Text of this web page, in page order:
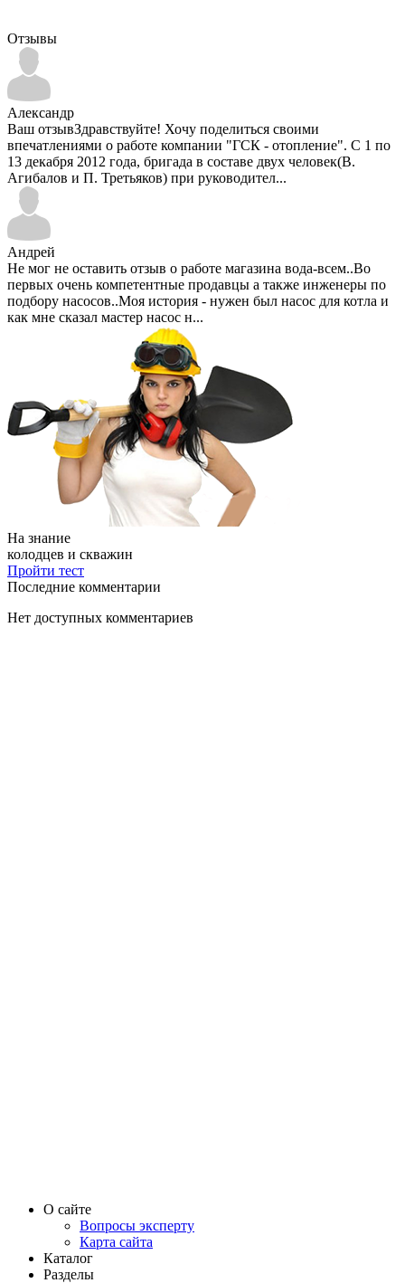
Отзывы
Александр
Ваш отзывЗдравствуйте! Хочу поделиться своими
впечатлениями о работе компании "ГСК - отопление". С 1 по
13 декабря 2012 года, бригада в составе двух человек(В.
Агибалов и П. Третьяков) при руководител...
Андрей
Не мог не оставить отзыв о работе магазина вода-всем..Во
первых очень компетентные продавцы а также инженеры по
подбору насосов..Моя история - нужен был насос для котла и
как мне сказал мастер насос н...
На знание
колодцев и скважин
Пройти тест
Последние комментарии
Нет доступных комментариев
О сайте
Вопросы эксперту
Карта сайта
Каталог
Разделы